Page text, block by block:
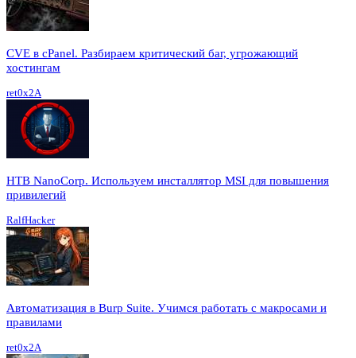
CVE в cPanel. Разбираем критический баг, угрожающий
хостингам
ret0x2A
HTB NanoCorp. Используем инсталлятор MSI для повышения
привилегий
RalfHacker
Автоматизация в Burp Suite. Учимся работать с макросами и
правилами
ret0x2A